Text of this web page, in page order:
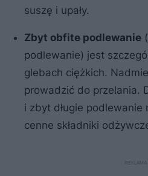
suszę i upały.
Zbyt obfite podlewanie
podlewanie) jest
glebach ciężkich.
prowadzić do przelania.
i zbyt długie podlewanie
cenne składniki